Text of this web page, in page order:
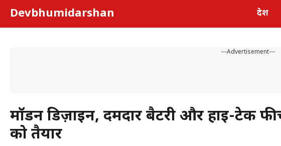
content
Devbhumidarshan देश
---Advertisement---
मॉडर्न डिज़ाइन, दमदार बैटरी और हाई-टेक
को तैयार